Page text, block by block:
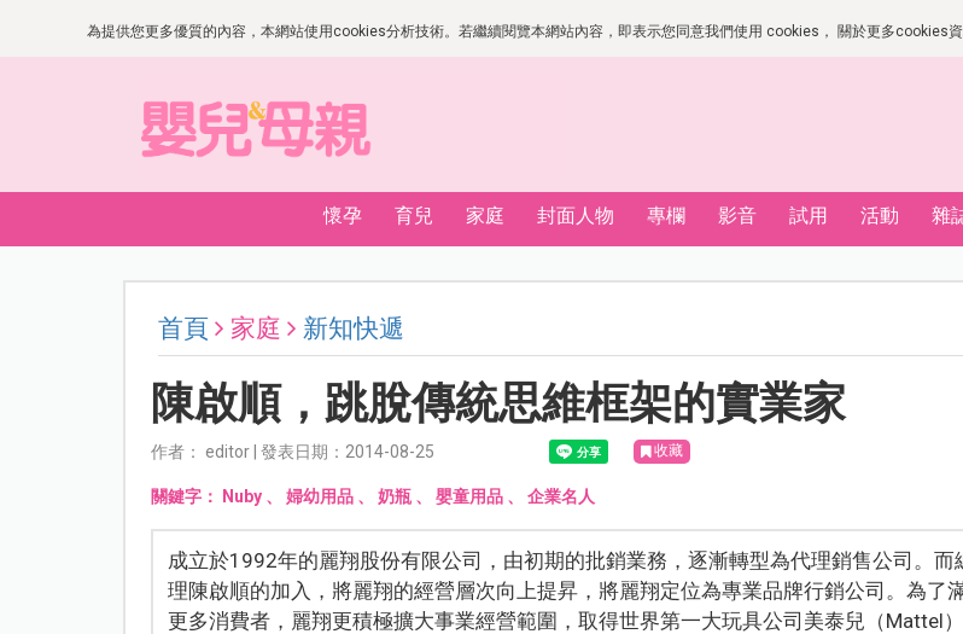
為提供您更多優質的內容，本網站使用cookies分析技術。若繼續閱覽本網站內容，即表示您同意我們使用 cookies， 關於更多cookies
懷孕 育兒 家庭 封面人物 專欄 影音 試用 活動 雜
首頁 家庭 新知快遞
陳啟順，跳脫傳統思維框架的實業家
作者： editor | 發表日期：2014-08-25 收藏
關鍵字： Nuby、 婦幼用品、 奶瓶、 嬰童用品、 企業名人
成立於1992年的麗翔股份有限公司，由初期的批銷業務，逐漸轉型為代理銷售公司。而
理陳啟順的加入，將麗翔的經營層次向上提昇，將麗翔定位為專業品牌行銷公司。為了
更多消費者，麗翔更積極擴大事業經營範圍，取得世界第一大玩具公司美泰兒（Mattel